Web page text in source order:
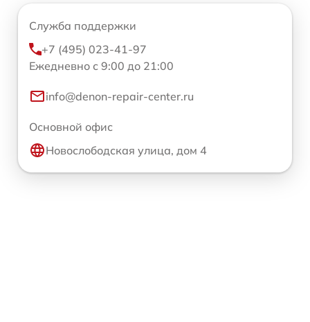
Служба поддержки
+7 (495) 023-41-97
Ежедневно с 9:00 до 21:00
info@denon-repair-center.ru
Основной офис
Новослободская улица, дом 4